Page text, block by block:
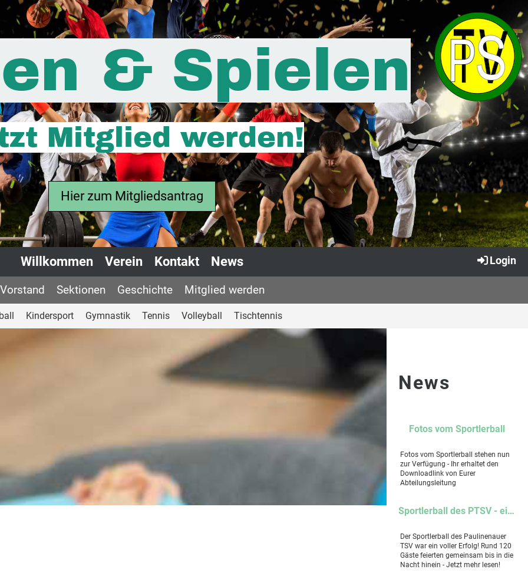
& Spielen
Mitglied werden!
Hier zum Mitgliedsantrag
Willkommen Verein Kontakt News Login
Vorstand Sektionen Geschichte Mitglied werden
Kindersport Gymnastik Tennis Volleyball Tischtennis
News
Fotos vom Sportlerball
Fotos vom Sportlerball stehen nun
zur Verfügung - Ihr erhaltet den
Downloadlink von Eurer
Abteilungsleitung
Sportlerball des PTSV - ein Abend voller Musik, Gemeinschaft und unvergesslicher Momente
Der Sportlerball des Paulinenauer
TSV war ein voller Erfolg! Rund 120
Gäste feierten gemeinsam bis in die
Nacht hinein - Jetzt mehr lesen!